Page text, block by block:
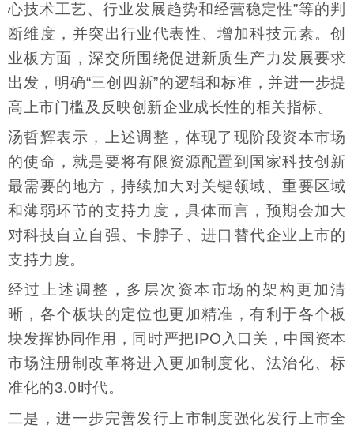
心技术工艺、行业发展趋势和经营稳定性”等的判
断维度，并突出行业代表性、增加科技元素。创
业板方面，深交所围绕促进新质生产力发展要求
出发，明确“三创四新”的逻辑和标准，并进一步提
高上市门槛及反映创新企业成长性的相关指标。
汤哲辉表示，上述调整，体现了现阶段资本市场
的使命，就是要将有限资源配置到国家科技创新
最需要的地方，持续加大对关键领域、重要区域
和薄弱环节的支持力度，具体而言，预期会加大
对科技自立自强、卡脖子、进口替代企业上市的
支持力度。
经过上述调整，多层次资本市场的架构更加清
晰，各个板块的定位也更加精准，有利于各个板
块发挥协同作用，同时严把IPO入口关，中国资本
市场注册制改革将进入更加制度化、法治化、标
准化的3.0时代。
二是，进一步完善发行上市制度强化发行上市全